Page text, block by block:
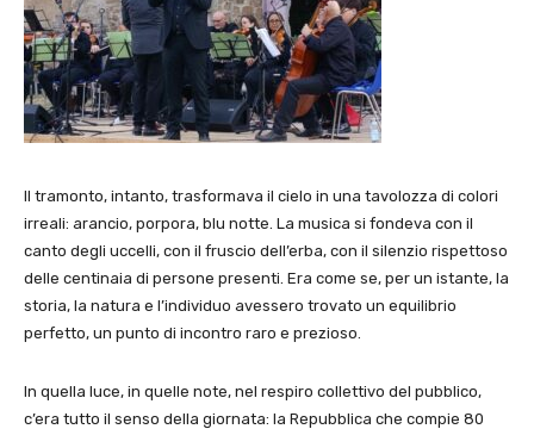
Il tramonto, intanto, trasformava il cielo in una tavolozza di colori
irreali: arancio, porpora, blu notte. La musica si fondeva con il
canto degli uccelli, con il fruscio dell’erba, con il silenzio rispettoso
delle centinaia di persone presenti. Era come se, per un istante, la
storia, la natura e l’individuo avessero trovato un equilibrio
perfetto, un punto di incontro raro e prezioso.
In quella luce, in quelle note, nel respiro collettivo del pubblico,
c’era tutto il senso della giornata: la Repubblica che compie 80